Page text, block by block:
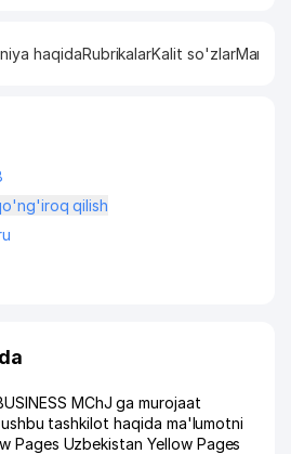
haqidaRubrikalarKalit so'zlarManzil
qo'ng'iroq qilish
MChJ ga murojaat
tashkilot haqida ma'lumotni
Pages Uzbekistan Yellow Pages